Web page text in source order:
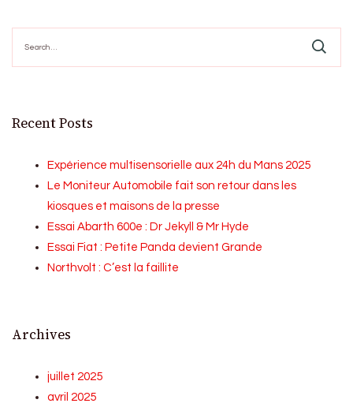
for:
Recent Posts
Expérience multisensorielle aux 24h du Mans 2025
Le Moniteur Automobile fait son retour dans les
kiosques et maisons de la presse
Essai Abarth 600e : Dr Jekyll & Mr Hyde
Essai Fiat : Petite Panda devient Grande
Northvolt : C’est la faillite
Archives
juillet 2025
avril 2025